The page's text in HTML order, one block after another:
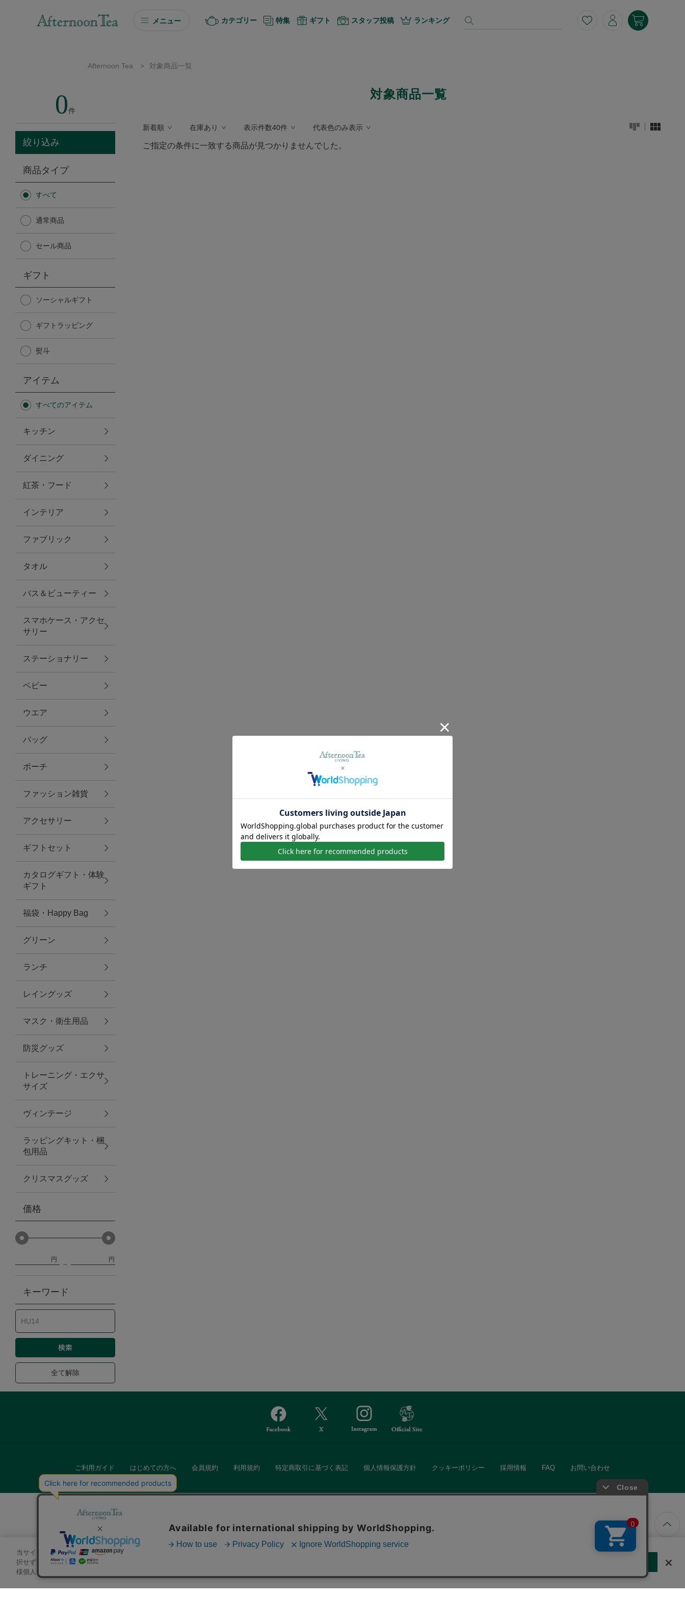
メニュー
ソーシャルギフト
カタログギフト
Afternoon Tea TEAROOM
Afternoon Tea TEAROOM
日傘
保冷バッグ
無重力シリーズ
トラベルグッズ
ランチ
バッグ
キッチン・ダイニング
ダイニング
キッチン
ファブリック
グリーン
バス＆ビューティー
バス＆ビューティー
タオル
ウエア＆バッグ
ウエア
レイングッズ
アクセサリー
ファッション雑貨
ファッショングッズ
スマホケース・アクセサリー
ポーチ
ステーショナリー
その他
紅茶・フード
防災グッズ・非常食
トレーニング
ヴィンテージ
カテゴリー 特集 ギフト スタッフ投稿 ランキング
Afternoon Tea > 対象商品一覧
0件
絞り込み
商品タイプ
すべて
通常商品
セール商品
ギフト
ソーシャルギフト
ギフトラッピング
熨斗
アイテム
すべてのアイテム
キッチン
ダイニング
紅茶・フード
インテリア
ファブリック
タオル
バス＆ビューティー
スマホケース・アクセ
サリー
ステーショナリー
ベビー
ウエア
バッグ
ポーチ
ファッション雑貨
アクセサリー
ギフトセット
カタログギフト・体験
ギフト
福袋・Happy Bag
グリーン
ランチ
レイングッズ
マスク・衛生用品
防災グッズ
トレーニング・エクサ
サイズ
ヴィンテージ
ラッピングキット・梱
包用品
クリスマスグッズ
価格
円 円
キーワード
全て解除
対象商品一覧
新着順 在庫あり 表示件数40件 代表色のみ表示
ご指定の条件に一致する商品が見つかりませんでした。
ご利用ガイド はじめての方へ 会員規約 利用規約 特定商取引に基づく表記 個人情報保護方針 クッキーポリシー 採用情報 FAQ お問い合わせ
当サイトでは、サイトの利便性向上のためにクッキーを使用いたします。ボタンから同意の可否を選択してください。選
択せずにページを移動した場合、クッキーの使用に同意したことになります。クッキーを通じて収集する情報には「お客
様個人を特定できる情報」は一切含まれておりません。詳細は